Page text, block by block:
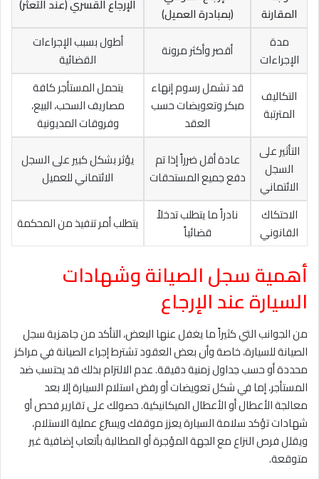
المقارنة
(بمبادرة العميل)
الإرجاع القسري (عند التعثر)
مدة
الإجراءات
أقصر وأكثر مرونة
أطول بسبب الإجراءات
القضائية
التكاليف
المترتبة
قد تشمل رسوم إنهاء
مبكر وتعويضات حسب
العقد
يتحمل المستأجر كافة
مصاريف السحب، البيع،
وفروقات المديونية
التأثير على
السجل
الائتماني
عادة أقل ضرراً إذا تم
دفع جميع المستحقات
يؤثر بشكل كبير على السجل
الائتماني للعميل
الاحتكاك
القانوني
نادراً ما يتطلب تدخلاً
قضائياً
يتطلب أمر تنفيذ من المحكمة
أهمية سجل الصيانة وشهادات
السيارة عند الإرجاع
من الجوانب التي كثيراً ما يغفل عنها البعض، التأكد من جاهزية سجل
الصيانة للسيارة، خاصة وأن بعض العقود تشترط إجراء الصيانة في مراكز
محددة أو حسب جداول زمنية دقيقة. عدم الالتزام بذلك قد يحتسب ضد
المستأجر، إما في شكل تعويضات أو رفض استلام السيارة إلا بعد
معالجة الأعطال أو الأعطال الميكانيكية. حصولك على تقارير فحص أو
شهادات تؤكد سلامة السيارة يعزز موقفك ويسرّع عملية الاستلام،
ويقلل فرص النزاع مع الجهة المؤجرة أو المطالبة بأتعاب إضافية غير
متوقعة.